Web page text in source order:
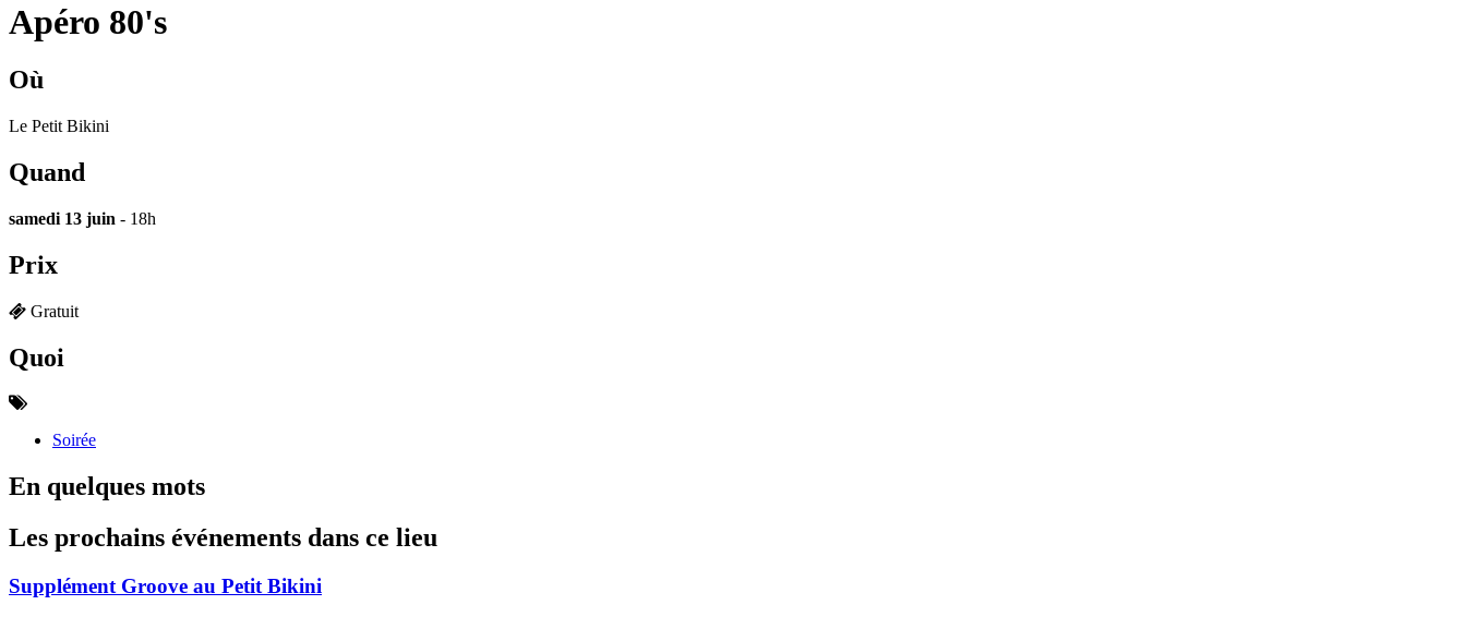
Apéro 80's
Où
Le Petit Bikini
Quand
samedi 13 juin - 18h
Prix
Gratuit
Quoi
Soirée
En quelques mots
Les prochains événements dans ce lieu
Supplément Groove au Petit Bikini